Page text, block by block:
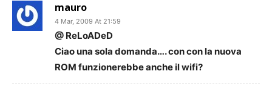
mauro
4 Mar, 2009 At 21:59
@ ReLoADeD
Ciao una sola domanda…. con con la nuova
ROM funzionerebbe anche il wifi?